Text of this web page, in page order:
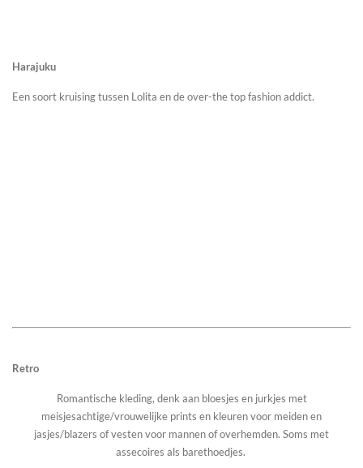
Harajuku
Een soort kruising tussen Lolita en de over-the top fashion addict.
Retro
Romantische kleding, denk aan bloesjes en jurkjes met
meisjesachtige/vrouwelijke prints en kleuren voor meiden en
jasjes/blazers of vesten voor mannen of overhemden. Soms met
assecoires als barethoedjes.